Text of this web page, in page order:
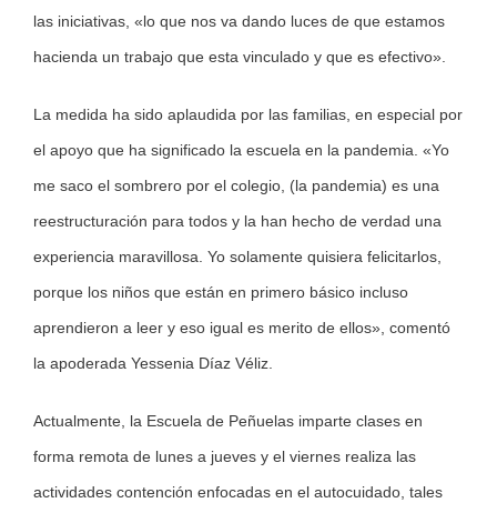
las iniciativas, «lo que nos va dando luces de que estamos
hacienda un trabajo que esta vinculado y que es efectivo».
La medida ha sido aplaudida por las familias, en especial por
el apoyo que ha significado la escuela en la pandemia. «Yo
me saco el sombrero por el colegio, (la pandemia) es una
reestructuración para todos y la han hecho de verdad una
experiencia maravillosa. Yo solamente quisiera felicitarlos,
porque los niños que están en primero básico incluso
aprendieron a leer y eso igual es merito de ellos», comentó
la apoderada Yessenia Díaz Véliz.
Actualmente, la Escuela de Peñuelas imparte clases en
forma remota de lunes a jueves y el viernes realiza las
actividades contención enfocadas en el autocuidado, tales